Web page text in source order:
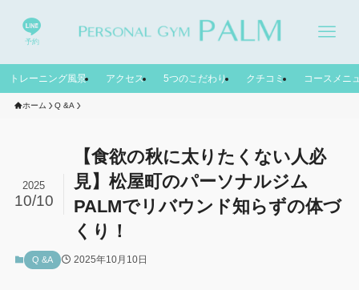
予約
トレーニング風景 アクセス 5つのこだわり クチコミ コースメニ
ホーム Q &A
【食欲の秋に太りたくない人必
見】松屋町のパーソナルジム
PALMでリバウンド知らずの体づ
くり！
2025
10/10
Q &A 2025年10月10日